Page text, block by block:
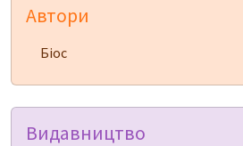
Автори
Біос
Видавництво